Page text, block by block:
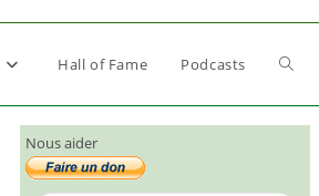
Hall of Fame Podcasts Toggle
Nous aider